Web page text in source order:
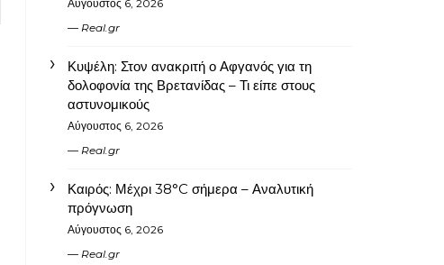
Αύγουστος 6, 2026
Real.gr
Κυψέλη: Στον ανακριτή ο Αφγανός για τη
δολοφονία της Βρετανίδας – Τι είπε στους
αστυνομικούς
Αύγουστος 6, 2026
Real.gr
Καιρός: Μέχρι 38°C σήμερα – Αναλυτική
πρόγνωση
Αύγουστος 6, 2026
Real.gr